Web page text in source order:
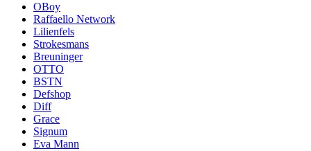
OBoy
Raffaello Network
Lilienfels
Strokesmans
Breuninger
OTTO
BSTN
Defshop
Diff
Grace
Signum
Eva Mann